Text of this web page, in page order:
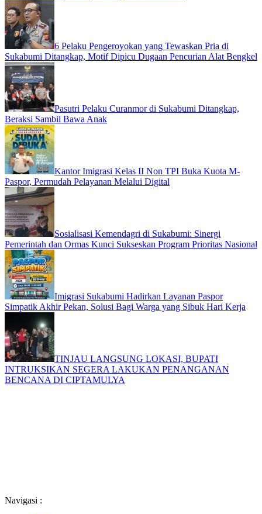
6 Pelaku Pengeroyokan yang Tewaskan Pria di
Sukabumi Ditangkap, Motif Dipicu Dugaan Pencurian Alat Bengkel
Pasutri Pelaku Curanmor di Sukabumi Ditangkap,
Beraksi Sambil Bawa Anak
Kantor Imigrasi Kelas II Non TPI Buka Kuota M-
Paspor, Permudah Pelayanan Melalui Digital
Sosialisasi Kemendagri di Sukabumi: Sinergi
Pemerintah dan Ormas Kunci Sukseskan Program Prioritas Nasional
Imigrasi Sukabumi Hadirkan Layanan Paspor
Simpatik Akhir Pekan, Solusi Bagi Warga yang Sibuk Hari Kerja
TINJAU LANGSUNG LOKASI, BUPATI
INTRUKSIKAN SEGERA LAKUKAN PENANGANAN
BENCANA DI CIPTAMULYA
Navigasi :